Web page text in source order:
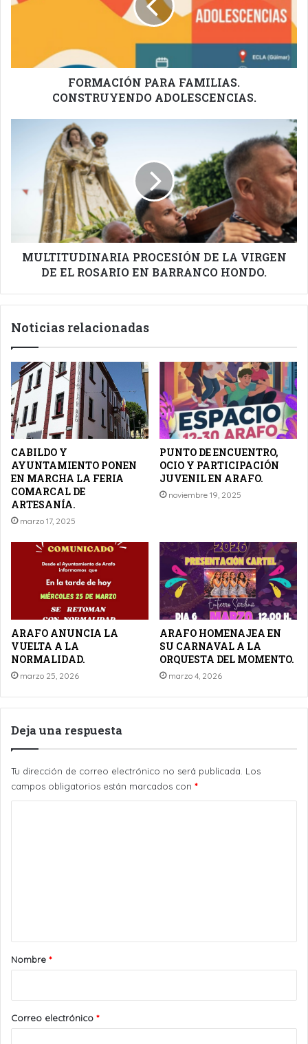
ADOLESCENCIAS.
FORMACIÓN PARA FAMILIAS.
CONSTRUYENDO ADOLESCENCIAS.
MULTITUDINARIA
PROCESIÓN
ROSARIO
EN
BARRANCO
HONDO.
MULTITUDINARIA PROCESIÓN DE LA VIRGEN
DE EL ROSARIO EN BARRANCO HONDO.
Noticias relacionadas
CABILDO Y
AYUNTAMIENTO PONEN
EN MARCHA LA FERIA
COMARCAL DE
ARTESANÍA.
marzo 17, 2025
PUNTO DE ENCUENTRO,
OCIO Y PARTICIPACIÓN
JUVENIL EN ARAFO.
noviembre 19, 2025
ARAFO ANUNCIA LA
VUELTA A LA
NORMALIDAD.
marzo 25, 2026
ARAFO HOMENAJEA EN
SU CARNAVAL A LA
ORQUESTA DEL MOMENTO.
marzo 4, 2026
Deja una respuesta
Tu dirección de correo electrónico no será publicada. Los
campos obligatorios están marcados con *
r
*
Nombre *
Correo electrónico *